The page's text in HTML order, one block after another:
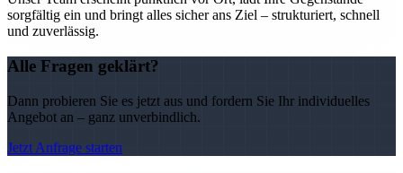
sorgfältig ein und bringt alles sicher ans Ziel – strukturiert, schnell
und zuverlässig.
Alle Fragen geklärt?
Dann probieren Sie es jetzt aus und fordern Sie Ihr individuelles
Angebot an – ganz unverbindlich.
Jetzt Anfrage starten